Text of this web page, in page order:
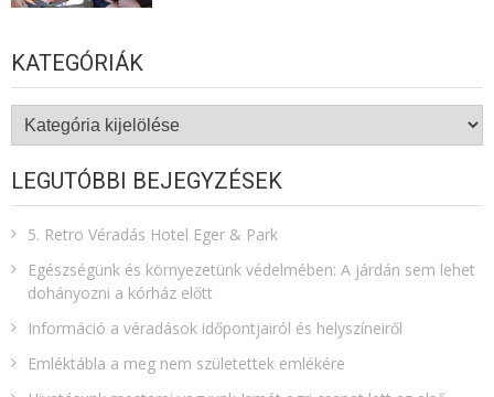
KATEGÓRIÁK
Kategóriák
LEGUTÓBBI BEJEGYZÉSEK
5. Retro Véradás Hotel Eger & Park
Egészségünk és környezetünk védelmében: A járdán sem lehet
dohányozni a kórház előtt
Információ a véradások időpontjairól és helyszíneiről
Emléktábla a meg nem születettek emlékére​